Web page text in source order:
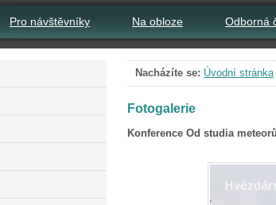
Pro návštěvníky Na obloze Odborná
Nacházíte se: Úvodní stránka
Fotogalerie
Konference Od studia meteorů